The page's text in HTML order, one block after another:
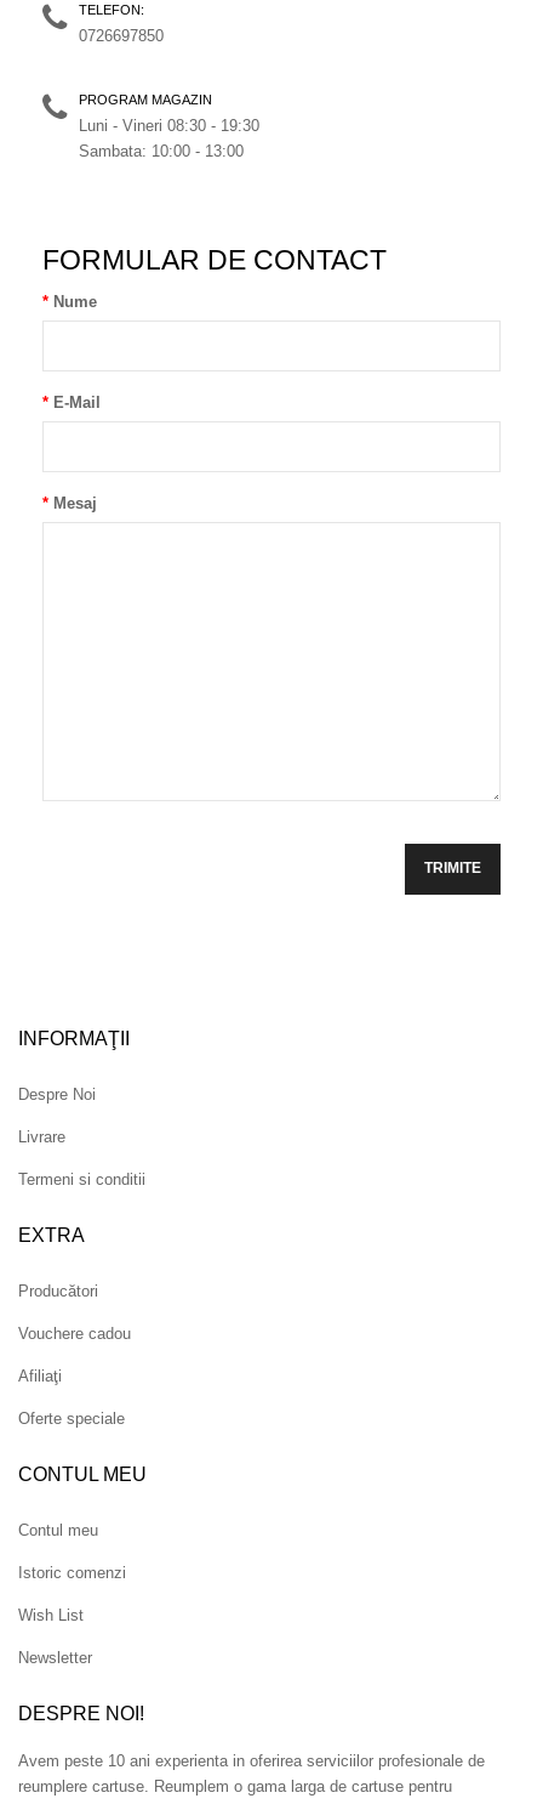
TELEFON:
0726697850
PROGRAM MAGAZIN
Luni - Vineri 08:30 - 19:30
Sambata: 10:00 - 13:00
FORMULAR DE CONTACT
Nume
E-Mail
Mesaj
INFORMAŢII
Despre Noi
Livrare
Termeni si conditii
EXTRA
Producători
Vouchere cadou
Afiliaţi
Oferte speciale
CONTUL MEU
Contul meu
Istoric comenzi
Wish List
Newsletter
DESPRE NOI!
Avem peste 10 ani experienta in oferirea serviciilor profesionale de
reumplere cartuse. Reumplem o gama larga de cartuse pentru